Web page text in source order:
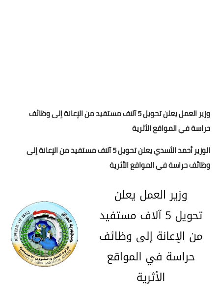
وزير العمل يعلن تحويل 5 آلاف مستفيد من الإعانة إلى وظائف
حراسة في المواقع الأثرية
الوزير أحمد الأسدي يعلن تحويل 5 آلاف مستفيد من الإعانة إلى
وظائف حراسة في المواقع الأثرية